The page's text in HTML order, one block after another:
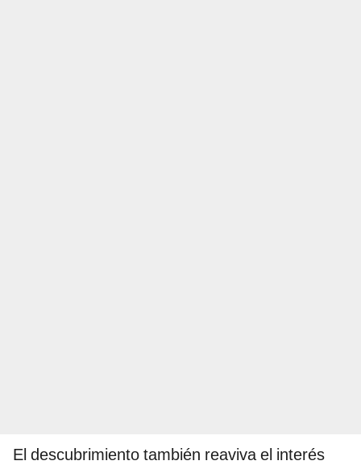
El descubrimiento también reaviva el interés